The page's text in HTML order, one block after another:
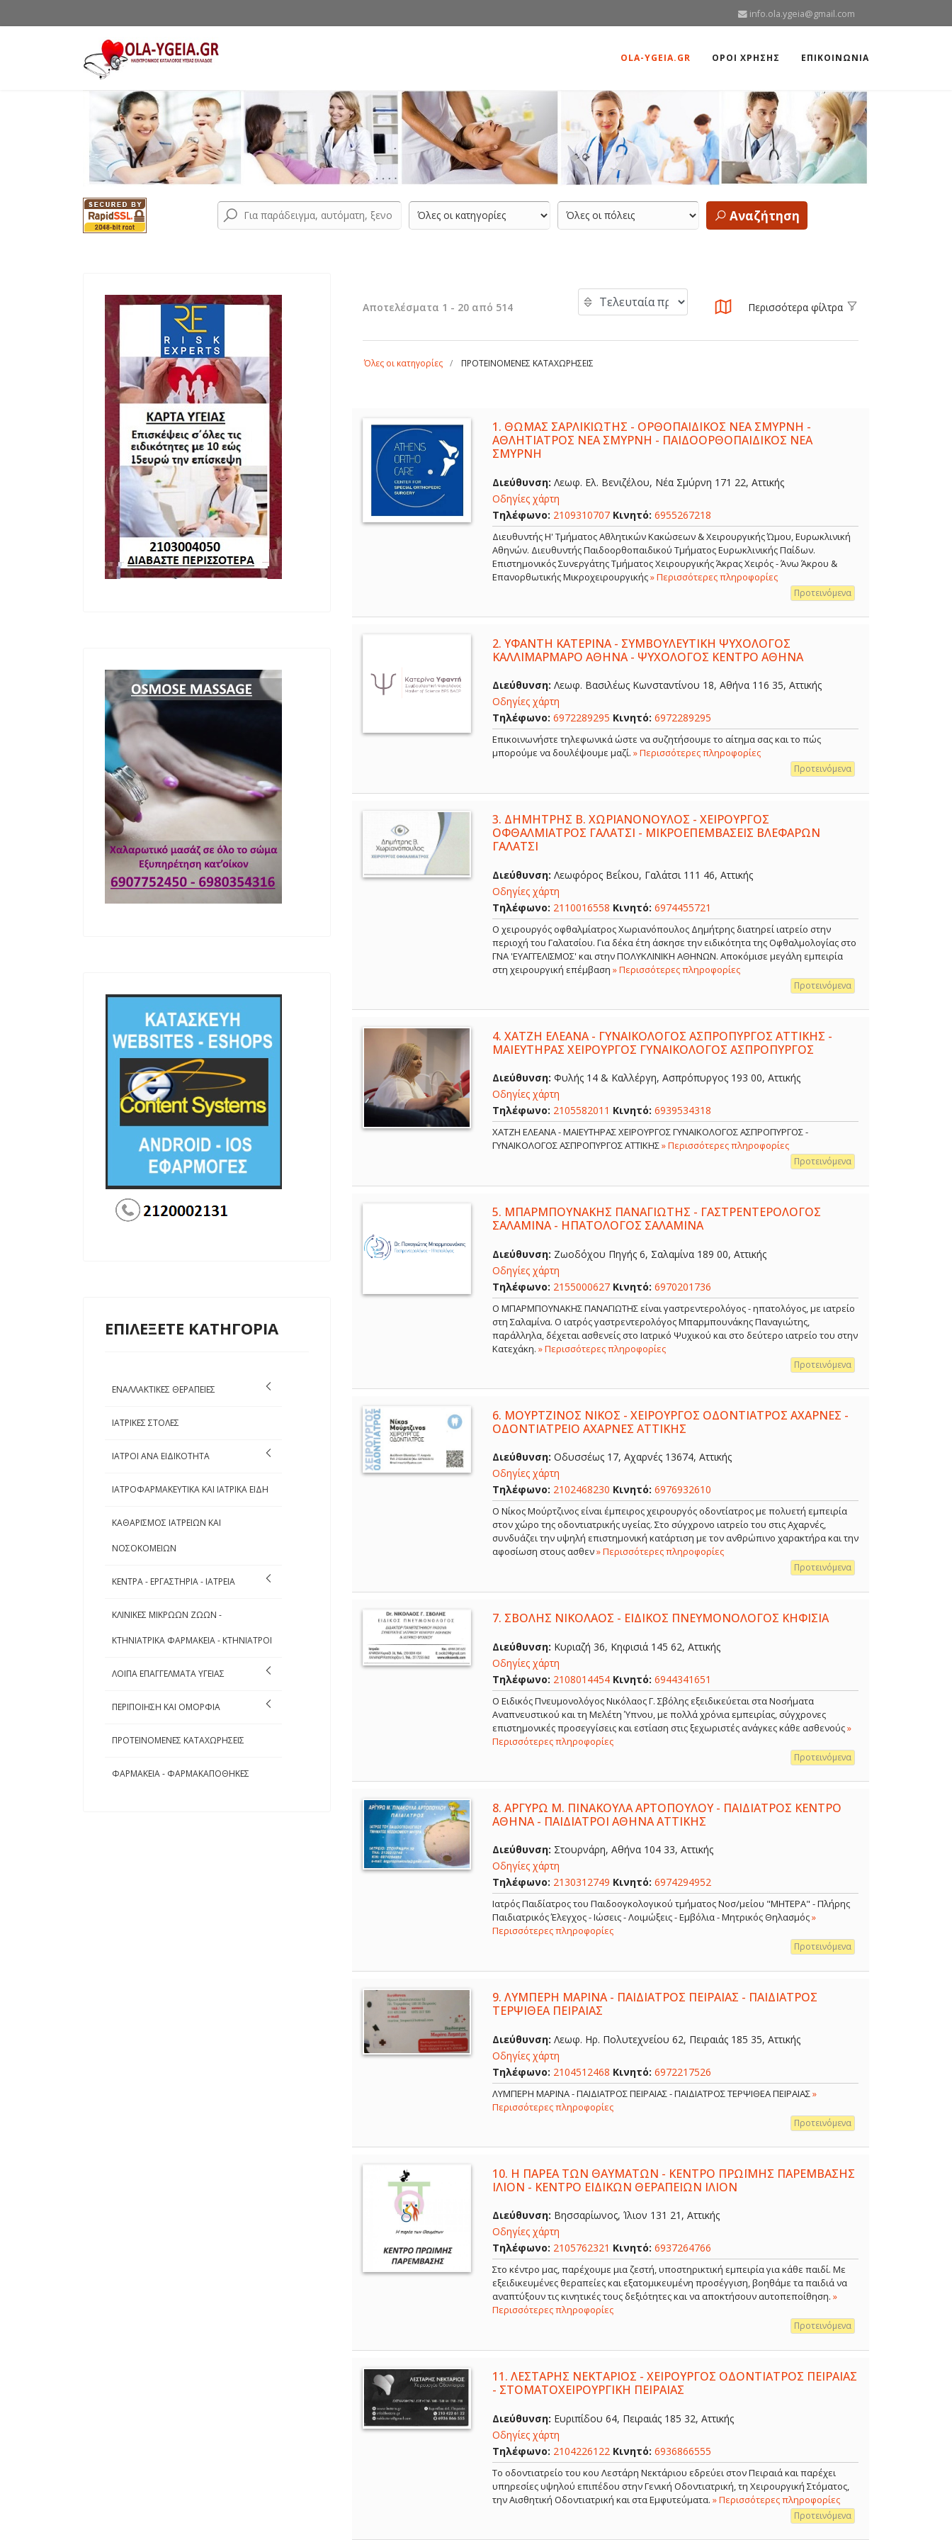
info.ola.ygeia@gmail.com
OLA-YGEIA.GR ΟΡΟΙ ΧΡΗΣΗΣ ΕΠΙΚΟΙΝΩΝΙΑ
Αναζήτηση
ΕΠΙΛΕΞΕΤΕ ΚΑΤΗΓΟΡΙΑ
ΕΝΑΛΛΑΚΤΙΚΕΣ ΘΕΡΑΠΕΙΕΣ
ΙΑΤΡΙΚΕΣ ΣΤΟΛΕΣ
ΙΑΤΡΟΙ ΑΝΑ ΕΙΔΙΚΟΤΗΤΑ
ΙΑΤΡΟΦΑΡΜΑΚΕΥΤΙΚΑ ΚΑΙ ΙΑΤΡΙΚΑ ΕΙΔΗ
ΚΑΘΑΡΙΣΜΟΣ ΙΑΤΡΕΙΩΝ ΚΑΙ
ΝΟΣΟΚΟΜΕΙΩΝ
ΚΕΝΤΡΑ - ΕΡΓΑΣΤΗΡΙΑ - ΙΑΤΡΕΙΑ
ΚΛΙΝΙΚΕΣ ΜΙΚΡΩΩΝ ΖΩΩΝ -
ΚΤΗΝΙΑΤΡΙΚΑ ΦΑΡΜΑΚΕΙΑ - ΚΤΗΝΙΑΤΡΟΙ
ΛΟΙΠΑ ΕΠΑΓΓΕΛΜΑΤΑ ΥΓΕΙΑΣ
ΠΕΡΙΠΟΙΗΣΗ ΚΑΙ ΟΜΟΡΦΙΑ
ΠΡΟΤΕΙΝΟΜΕΝΕΣ ΚΑΤΑΧΩΡΗΣΕΙΣ
ΦΑΡΜΑΚΕΙΑ - ΦΑΡΜΑΚΑΠΟΘΗΚΕΣ
Αποτελέσματα 1 - 20 από 514 Περισσότερα φίλτρα
Όλες οι κατηγορίες ΠΡΟΤΕΙΝΟΜΕΝΕΣ ΚΑΤΑΧΩΡΗΣΕΙΣ
1. ΘΩΜΑΣ ΣΑΡΛΙΚΙΩΤΗΣ - ΟΡΘΟΠΑΙΔΙΚΟΣ ΝΕΑ ΣΜΥΡΝΗ -
ΑΘΛΗΤΙΑΤΡΟΣ ΝΕΑ ΣΜΥΡΝΗ - ΠΑΙΔΟΟΡΘΟΠΑΙΔΙΚΟΣ ΝΕΑ
ΣΜΥΡΝΗ
Διεύθυνση: Λεωφ. Ελ. Βενιζέλου, Νέα Σμύρνη 171 22, Αττικής
Οδηγίες χάρτη
Τηλέφωνο: 2109310707 Κινητό: 6955267218
Διευθυντής Η' Τμήματος Αθλητικών Κακώσεων & Χειρουργικής Ώμου, Ευρωκλινική
Αθηνών. Διευθυντής Παιδοορθοπαιδικού Τμήματος Ευρωκλινικής Παίδων.
Επιστημονικός Συνεργάτης Τμήματος Χειρουργικής Άκρας Χειρός - Άνω Άκρου &
Επανορθωτικής Μικροχειρουργικής» Περισσότερες πληροφορίες
Προτεινόμενα
2. ΥΦΑΝΤΗ ΚΑΤΕΡΙΝΑ - ΣΥΜΒΟΥΛΕΥΤΙΚΗ ΨΥΧΟΛΟΓΟΣ
ΚΑΛΛΙΜΑΡΜΑΡΟ ΑΘΗΝΑ - ΨΥΧΟΛΟΓΟΣ ΚΕΝΤΡΟ ΑΘΗΝΑ
Διεύθυνση: Λεωφ. Βασιλέως Κωνσταντίνου 18, Αθήνα 116 35, Αττικής
Οδηγίες χάρτη
Τηλέφωνο: 6972289295 Κινητό: 6972289295
Επικοινωνήστε τηλεφωνικά ώστε να συζητήσουμε το αίτημα σας και το πώς
μπορούμε να δουλέψουμε μαζί. » Περισσότερες πληροφορίες
Προτεινόμενα
3. ΔΗΜΗΤΡΗΣ Β. ΧΩΡΙΑΝΟΝΟΥΛΟΣ - ΧΕΙΡΟΥΡΓΟΣ
ΟΦΘΑΛΜΙΑΤΡΟΣ ΓΑΛΑΤΣΙ - ΜΙΚΡΟΕΠΕΜΒΑΣΕΙΣ ΒΛΕΦΑΡΩΝ
ΓΑΛΑΤΣΙ
Διεύθυνση: Λεωφόρος Βεΐκου, Γαλάτσι 111 46, Αττικής
Οδηγίες χάρτη
Τηλέφωνο: 2110016558 Κινητό: 6974455721
Ο χειρουργός οφθαλμίατρος Χωριανόπουλος Δημήτρης διατηρεί ιατρείο στην
περιοχή του Γαλατσίου. Για δέκα έτη άσκησε την ειδικότητα της Οφθαλμολογίας στο
ΓΝΑ 'ΕΥΑΓΓΕΛΙΣΜΟΣ' και στην ΠΟΛΥΚΛΙΝΙΚΗ ΑΘΗΝΩΝ. Αποκόμισε μεγάλη εμπειρία
στη χειρουργική επέμβαση » Περισσότερες πληροφορίες
Προτεινόμενα
4. ΧΑΤΖΗ ΕΛΕΑΝΑ - ΓΥΝΑΙΚΟΛΟΓΟΣ ΑΣΠΡΟΠΥΡΓΟΣ ΑΤΤΙΚΗΣ -
ΜΑΙΕΥΤΗΡΑΣ ΧΕΙΡΟΥΡΓΟΣ ΓΥΝΑΙΚΟΛΟΓΟΣ ΑΣΠΡΟΠΥΡΓΟΣ
Διεύθυνση: Φυλής 14 & Καλλέργη, Ασπρόπυργος 193 00, Αττικής
Οδηγίες χάρτη
Τηλέφωνο: 2105582011 Κινητό: 6939534318
ΧΑΤΖΗ ΕΛΕΑΝΑ - ΜΑΙΕΥΤΗΡΑΣ ΧΕΙΡΟΥΡΓΟΣ ΓΥΝΑΙΚΟΛΟΓΟΣ ΑΣΠΡΟΠΥΡΓΟΣ -
ΓΥΝΑΙΚΟΛΟΓΟΣ ΑΣΠΡΟΠΥΡΓΟΣ ΑΤΤΙΚΗΣ» Περισσότερες πληροφορίες
Προτεινόμενα
5. ΜΠΑΡΜΠΟΥΝΑΚΗΣ ΠΑΝΑΓΙΩΤΗΣ - ΓΑΣΤΡΕΝΤΕΡΟΛΟΓΟΣ
ΣΑΛΑΜΙΝΑ - ΗΠΑΤΟΛΟΓΟΣ ΣΑΛΑΜΙΝΑ
Διεύθυνση: Ζωοδόχου Πηγής 6, Σαλαμίνα 189 00, Αττικής
Οδηγίες χάρτη
Τηλέφωνο: 2155000627 Κινητό: 6970201736
Ο ΜΠΑΡΜΠΟΥΝΑΚΗΣ ΠΑΝΑΓΙΩΤΗΣ είναι γαστρεντερολόγος - ηπατολόγος, με ιατρείο
στη Σαλαμίνα. Ο ιατρός γαστρεντερολόγος Μπαρμπουνάκης Παναγιώτης,
παράλληλα, δέχεται ασθενείς στο Ιατρικό Ψυχικού και στο δεύτερο ιατρείο του στην
Κατεχάκη. » Περισσότερες πληροφορίες
Προτεινόμενα
6. ΜΟΥΡΤΖΙΝΟΣ ΝΙΚΟΣ - ΧΕΙΡΟΥΡΓΟΣ ΟΔΟΝΤΙΑΤΡΟΣ ΑΧΑΡΝΕΣ -
ΟΔΟΝΤΙΑΤΡΕΙΟ ΑΧΑΡΝΕΣ ΑΤΤΙΚΗΣ
Διεύθυνση: Οδυσσέως 17, Αχαρνές 13674, Αττικής
Οδηγίες χάρτη
Τηλέφωνο: 2102468230 Κινητό: 6976932610
Ο Νίκος Μούρτζινος είναι έμπειρος χειρουργός οδοντίατρος με πολυετή εμπειρία
στον χώρο της οδοντιατρικής υγείας. Στο σύγχρονο ιατρείο του στις Αχαρνές,
συνδυάζει την υψηλή επιστημονική κατάρτιση με τον ανθρώπινο χαρακτήρα και την
αφοσίωση στους ασθεν» Περισσότερες πληροφορίες
Προτεινόμενα
7. ΣΒΟΛΗΣ ΝΙΚΟΛΑΟΣ - ΕΙΔΙΚΟΣ ΠΝΕΥΜΟΝΟΛΟΓΟΣ ΚΗΦΙΣΙΑ
Διεύθυνση: Κυριαζή 36, Κηφισιά 145 62, Αττικής
Οδηγίες χάρτη
Τηλέφωνο: 2108014454 Κινητό: 6944341651
O Ειδικός Πνευμονολόγος Νικόλαος Γ. Σβόλης εξειδικεύεται στα Νοσήματα
Αναπνευστικού και τη Μελέτη Ύπνου, με πολλά χρόνια εμπειρίας, σύγχρονες
επιστημονικές προσεγγίσεις και εστίαση στις ξεχωριστές ανάγκες κάθε ασθενούς»
Περισσότερες πληροφορίες
Προτεινόμενα
8. ΑΡΓΥΡΩ Μ. ΠΙΝΑΚΟΥΛΑ ΑΡΤΟΠΟΥΛΟΥ - ΠΑΙΔΙΑΤΡΟΣ ΚΕΝΤΡΟ
ΑΘΗΝΑ - ΠΑΙΔΙΑΤΡΟΙ ΑΘΗΝΑ ΑΤΤΙΚΗΣ
Διεύθυνση: Στουρνάρη, Αθήνα 104 33, Αττικής
Οδηγίες χάρτη
Τηλέφωνο: 2130312749 Κινητό: 6974294952
Ιατρός Παιδίατρος του Παιδοογκολογικού τμήματος Νοσ/μείου "ΜΗΤΕΡΑ" - Πλήρης
Παιδιατρικός Έλεγχος - Ιώσεις - Λοιμώξεις - Εμβόλια - Μητρικός Θηλασμός»
Περισσότερες πληροφορίες
Προτεινόμενα
9. ΛΥΜΠΕΡΗ ΜΑΡΙΝΑ - ΠΑΙΔΙΑΤΡΟΣ ΠΕΙΡΑΙΑΣ - ΠΑΙΔΙΑΤΡΟΣ
ΤΕΡΨΙΘΕΑ ΠΕΙΡΑΙΑΣ
Διεύθυνση: Λεωφ. Ηρ. Πολυτεχνείου 62, Πειραιάς 185 35, Αττικής
Οδηγίες χάρτη
Τηλέφωνο: 2104512468 Κινητό: 6972217526
ΛΥΜΠΕΡΗ ΜΑΡΙΝΑ - ΠΑΙΔΙΑΤΡΟΣ ΠΕΙΡΑΙΑΣ - ΠΑΙΔΙΑΤΡΟΣ ΤΕΡΨΙΘΕΑ ΠΕΙΡΑΙΑΣ»
Περισσότερες πληροφορίες
Προτεινόμενα
10. Η ΠΑΡΕΑ ΤΩΝ ΘΑΥΜΑΤΩΝ - ΚΕΝΤΡΟ ΠΡΩΪΜΗΣ ΠΑΡΕΜΒΑΣΗΣ
ΙΛΙΟΝ - ΚΕΝΤΡΟ ΕΙΔΙΚΩΝ ΘΕΡΑΠΕΙΩΝ ΙΛΙΟΝ
Διεύθυνση: Βησσαρίωνος, Ίλιον 131 21, Αττικής
Οδηγίες χάρτη
Τηλέφωνο: 2105762321 Κινητό: 6937264766
Στο κέντρο μας, παρέχουμε μια ζεστή, υποστηρικτική εμπειρία για κάθε παιδί. Με
εξειδικευμένες θεραπείες και εξατομικευμένη προσέγγιση, βοηθάμε τα παιδιά να
αναπτύξουν τις κινητικές τους δεξιότητες και να αποκτήσουν αυτοπεποίθηση. »
Περισσότερες πληροφορίες
Προτεινόμενα
11. ΛΕΣΤΑΡΗΣ ΝΕΚΤΑΡΙΟΣ - ΧΕΙΡΟΥΡΓΟΣ ΟΔΟΝΤΙΑΤΡΟΣ ΠΕΙΡΑΙΑΣ
- ΣΤΟΜΑΤΟΧΕΙΡΟΥΡΓΙΚΗ ΠΕΙΡΑΙΑΣ
Διεύθυνση: Ευριπίδου 64, Πειραιάς 185 32, Αττικής
Οδηγίες χάρτη
Τηλέφωνο: 2104226122 Κινητό: 6936866555
Το οδοντιατρείο του κου Λεστάρη Νεκτάριου εδρεύει στον Πειραιά και παρέχει
υπηρεσίες υψηλού επιπέδου στην Γενική Οδοντιατρική, τη Χειρουργική Στόματος,
την Αισθητική Οδοντιατρική και στα Εμφυτεύματα. » Περισσότερες πληροφορίες
Προτεινόμενα